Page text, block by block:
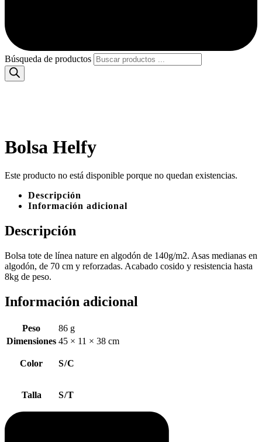
Búsqueda de productos
Bolsa Helfy
Este producto no está disponible porque no quedan existencias.
Descripción
Información adicional
Descripción
Bolsa tote de línea nature en algodón de 140g/m2. Asas medianas en
algodón, de 70 cm y reforzadas. Acabado cosido y resistencia hasta
8kg de peso.
Información adicional
Peso
86 g
Dimensiones 45 × 11 × 38 cm
Color S/C
Talla S/T